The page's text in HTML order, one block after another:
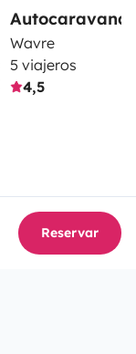
Autocaravana
Wavre
5 viajeros
4,5
Reservar